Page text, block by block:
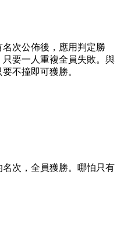
次公佈後，應用判定勝
要一人重複全員失敗。與
不撞即可獲勝。
次，全員獲勝。哪怕只有